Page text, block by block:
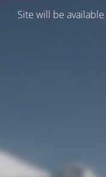
Site will be available